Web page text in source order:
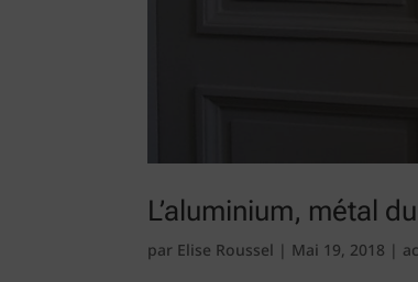
L’aluminium, métal
par Elise Roussel | Mai 19, 2018 |